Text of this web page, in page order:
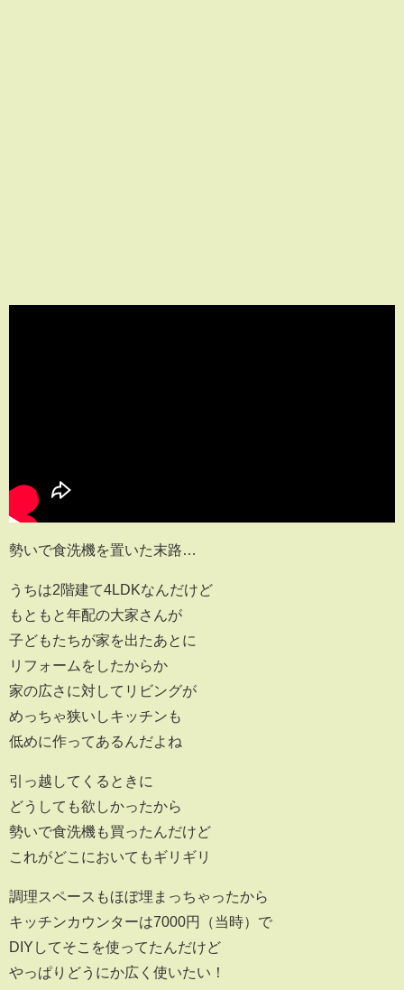
勢いで食洗機を置いた末路…
うちは2階建て4LDKなんだけど
もともと年配の大家さんが
子どもたちが家を出たあとに
リフォームをしたからか
家の広さに対してリビングが
めっちゃ狭いしキッチンも
低めに作ってあるんだよね
引っ越してくるときに
どうしても欲しかったから
勢いで食洗機も買ったんだけど
これがどこにおいてもギリギリ
調理スペースもほぼ埋まっちゃったから
キッチンカウンターは7000円（当時）で
DIYしてそこを使ってたんだけど
やっぱりどうにか広く使いたい！